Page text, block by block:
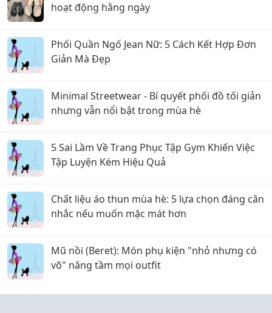
hoạt động hằng ngày
Phối Quần Ngố Jean Nữ: 5 Cách Kết Hợp Đơn
Giản Mà Đẹp
Minimal Streetwear - Bí quyết phối đồ tối giản
nhưng vẫn nổi bật trong mùa hè
5 Sai Lầm Về Trang Phục Tập Gym Khiến Việc
Tập Luyện Kém Hiệu Quả
Chất liệu áo thun mùa hè: 5 lựa chọn đáng cân
nhắc nếu muốn mặc mát hơn
Mũ nồi (Beret): Món phụ kiện "nhỏ nhưng có
võ" nâng tầm mọi outfit